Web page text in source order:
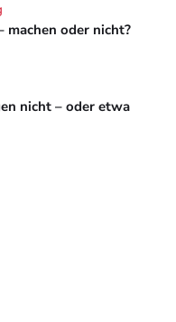
machen oder nicht?
nicht – oder etwa